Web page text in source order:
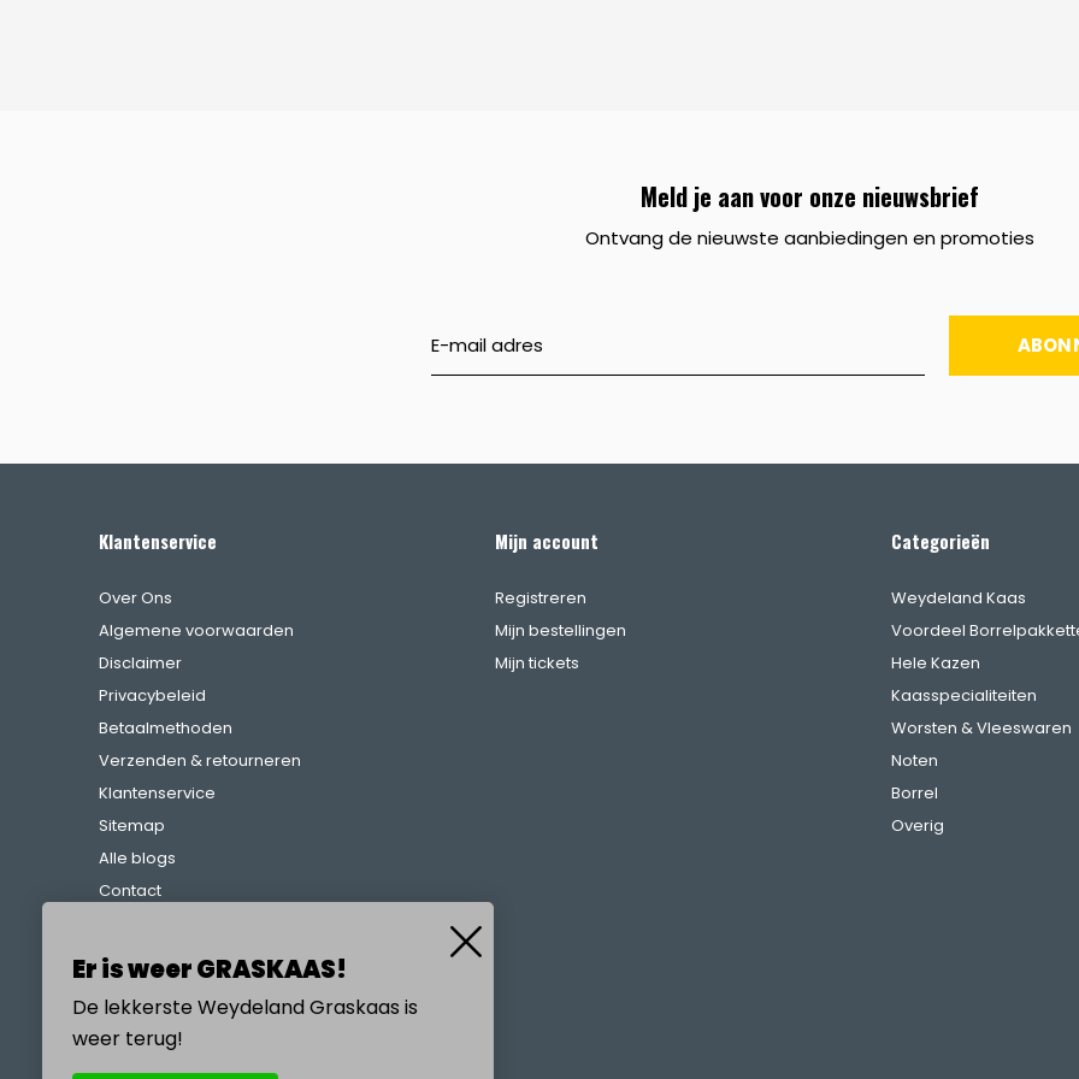
Meld je aan voor onze nieuwsbrief
Ontvang de nieuwste aanbiedingen en promoties
Klantenservice
Over Ons
Algemene voorwaarden
Disclaimer
Privacybeleid
Betaalmethoden
Verzenden & retourneren
Klantenservice
Sitemap
Alle blogs
Contact
Referenties
Mijn account
Registreren
Mijn bestellingen
Mijn tickets
Categorieën
Weydeland Kaas
Voordeel
Hele Kazen
Kaasspecialiteiten
Worsten & Vleeswaren
Noten
Borrel
Overig
Er is weer GRASKAAS!
De lekkerste Weydeland Graskaas is
weer terug!